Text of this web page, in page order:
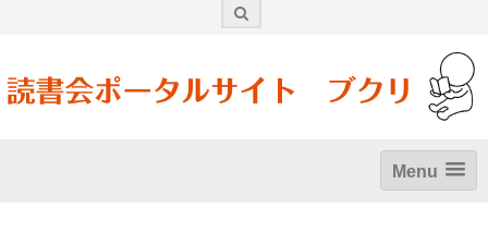
Menu